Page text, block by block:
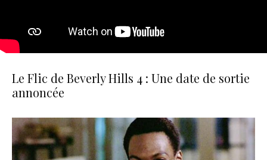
Le Flic de Beverly Hills 4 : Une date de sortie
annoncée